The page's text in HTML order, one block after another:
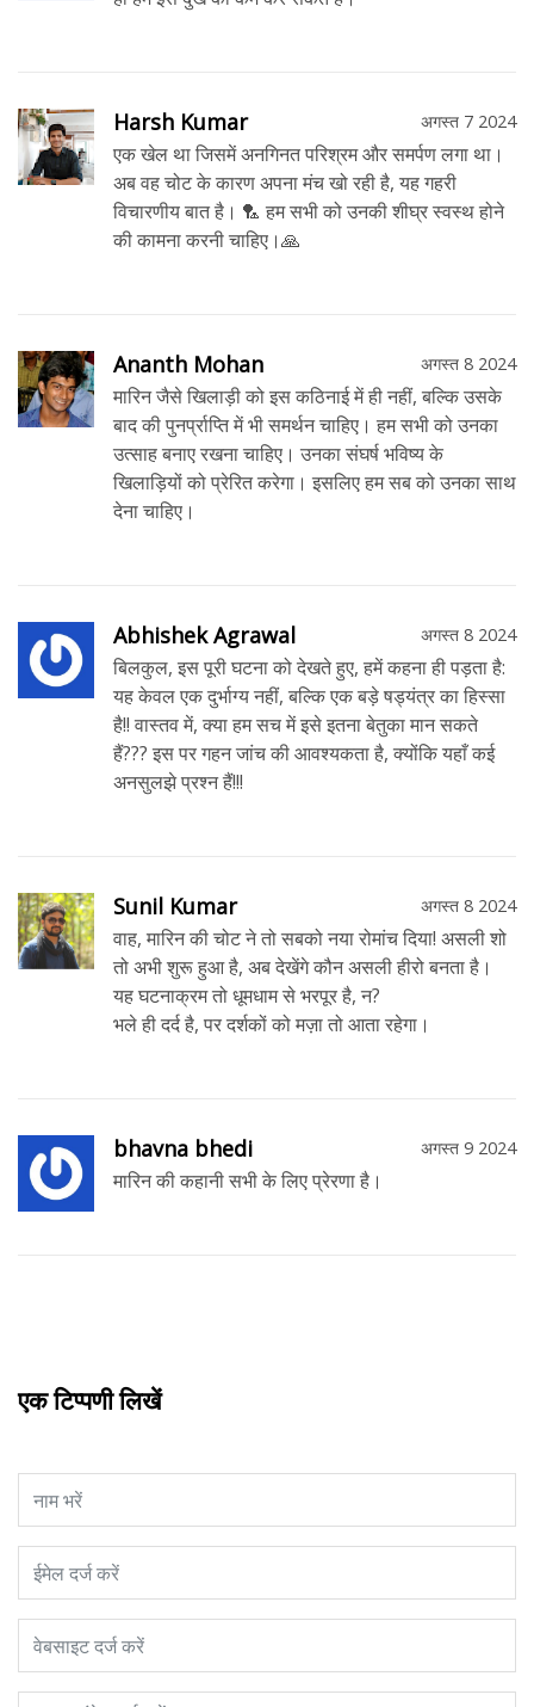
Harsh Kumar अगस्त 7 2024
एक खेल था जिसमें अनगिनत परिश्रम और समर्पण लगा था।
अब वह चोट के कारण अपना मंच खो रही है, यह गहरी
विचारणीय बात है। 🏸 हम सभी को उनकी शीघ्र स्वस्थ होने
की कामना करनी चाहिए।🙏
Ananth Mohan अगस्त 8 2024
मारिन जैसे खिलाड़ी को इस कठिनाई में ही नहीं, बल्कि उसके
बाद की पुनर्प्राप्ति में भी समर्थन चाहिए। हम सभी को उनका
उत्साह बनाए रखना चाहिए। उनका संघर्ष भविष्य के
खिलाड़ियों को प्रेरित करेगा। इसलिए हम सब को उनका साथ
देना चाहिए।
Abhishek Agrawal अगस्त 8 2024
बिलकुल, इस पूरी घटना को देखते हुए, हमें कहना ही पड़ता है:
यह केवल एक दुर्भाग्य नहीं, बल्कि एक बड़े षड्यंत्र का हिस्सा
है!! वास्तव में, क्या हम सच में इसे इतना बेतुका मान सकते
हैं??? इस पर गहन जांच की आवश्यकता है, क्योंकि यहाँ कई
अनसुलझे प्रश्न हैं!!!
Sunil Kumar अगस्त 8 2024
वाह, मारिन की चोट ने तो सबको नया रोमांच दिया! असली शो
तो अभी शुरू हुआ है, अब देखेंगे कौन असली हीरो बनता है।
यह घटनाक्रम तो धूमधाम से भरपूर है, न?
भले ही दर्द है, पर दर्शकों को मज़ा तो आता रहेगा।
bhavna bhedi अगस्त 9 2024
मारिन की कहानी सभी के लिए प्रेरणा है।
एक टिप्पणी लिखें